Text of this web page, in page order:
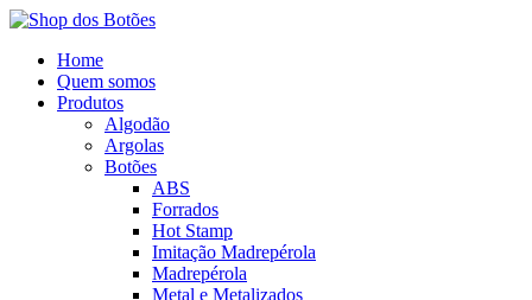
Home
Quem somos
Produtos
Algodão
Argolas
Botões
ABS
Forrados
Hot Stamp
Imitação Madrepérola
Madrepérola
Metal e Metalizados